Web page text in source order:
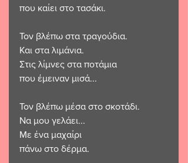
που καίει στο τασάκι.
Τον βλέπω στα τραγούδια.
Και στα λιμάνια.
Στις λίμνες στα ποτάμια
που έμειναν μισά...
Τον βλέπω μέσα στο σκοτάδι.
Να μου γελάει...
Με ένα μαχαίρι
πάνω στο δέρμα.